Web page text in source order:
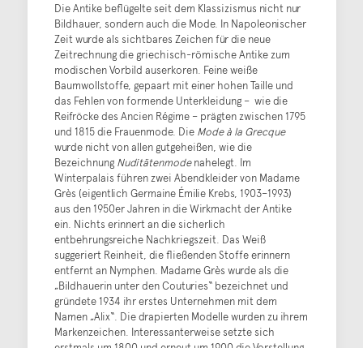
Die Antike beflügelte seit dem Klassizismus nicht nur
Bildhauer, sondern auch die Mode. In Napoleonischer
Zeit wurde als sichtbares Zeichen für die neue
Zeitrechnung die griechisch-römische Antike zum
modischen Vorbild auserkoren. Feine weiße
Baumwollstoffe, gepaart mit einer hohen Taille und
das Fehlen von formende Unterkleidung – wie die
Reifröcke des Ancien Régime – prägten zwischen 1795
und 1815 die Frauenmode. Die Mode à la Grecque
wurde nicht von allen gutgeheißen, wie die
Bezeichnung Nuditätenmodenahelegt. Im
Winterpalais führen zwei Abendkleider von Madame
Grès (eigentlich Germaine Émilie Krebs, 1903–1993)
aus den 1950er Jahren in die Wirkmacht der Antike
ein. Nichts erinnert an die sicherlich
entbehrungsreiche Nachkriegszeit. Das Weiß
suggeriert Reinheit, die fließenden Stoffe erinnern
entfernt an Nymphen. Madame Grès wurde als die
„Bildhauerin unter den Couturies“ bezeichnet und
gründete 1934 ihr erstes Unternehmen mit dem
Namen „Alix“. Die drapierten Modelle wurden zu ihrem
Markenzeichen. Interessanterweise setzte sich